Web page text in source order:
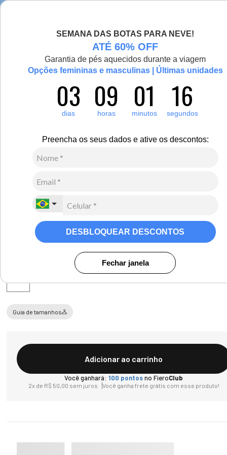
SEMANA DAS BOTAS PARA NEVE!
ATÉ 60% OFF
Garantia de pés aquecidos durante a viagem
Opções femininas e masculinas | Últimas unidades
03
dias 09
horas 01
minutos 16
segundos
Preencha os seus dados e ative os descontos:
DESBLOQUEAR DESCONTOS
Fechar janela
Acessórios Gorros
Avaliação
Azul Marinho
U
Guia de tamanhos
Adicionar ao carrinho
Você ganhará: 100 pontosno FieroClub
2x de R$ 50,00 sem juros Você ganha frete grátis com esse produto!